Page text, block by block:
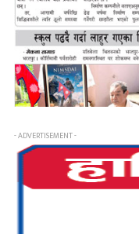
- ADVERTISEMENT -